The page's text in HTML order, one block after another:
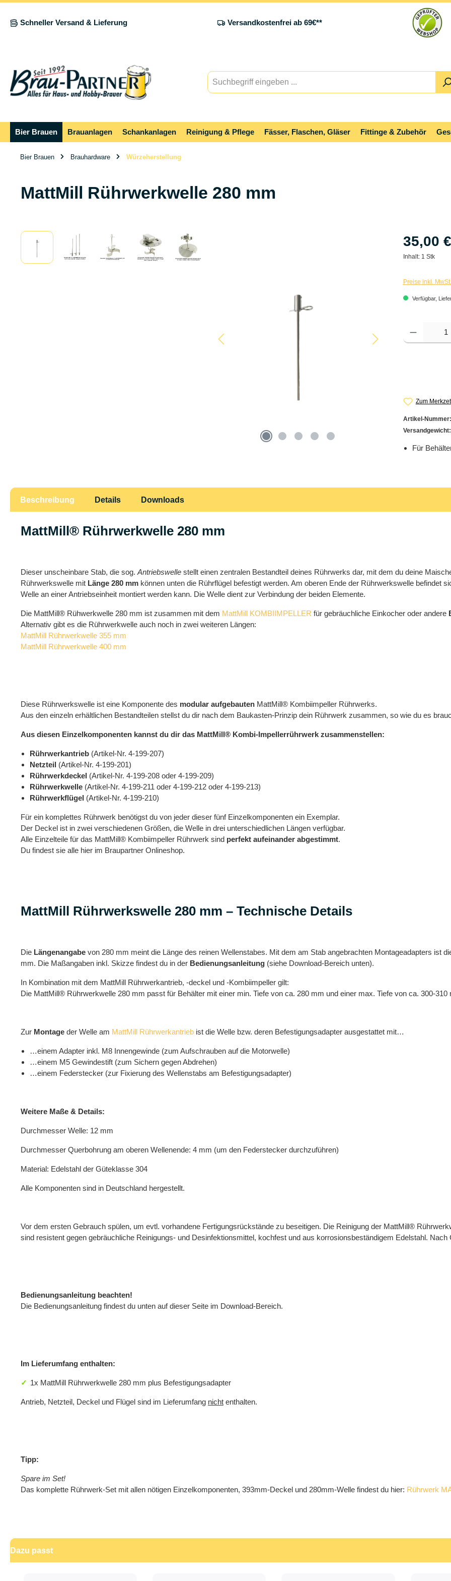
Schneller Versand & Lieferung
Versandkostenfrei ab 69€**
Bier Brauen Brauanlagen Schankanlagen Reinigung & Pflege Fässer, Flaschen, Gläser Fittinge & Zubehör
Bier Brauen Brauhardware Würzeherstellung
MattMill Rührwerkwelle 280 mm
Bildergalerie überspringen 35,00 €
Inhalt: 1 Stk
Preise inkl.
Verfügbar,
Zum
Artikel-
Für
Beschreibung Details Downloads
MattMill® Rührwerkwelle 280 mm
Dieser unscheinbare Stab, die sog. Antriebswelle stellt einen zentralen Bestandteil deines Rührwerks dar, mit dem du deine
Rührwerkswelle mit Länge 280 mm können unten die Rührflügel befestigt werden. Am oberen Ende der Rührwerkswelle befindet
Welle an einer Antriebseinheit montiert werden kann. Die Welle dient zur Verbindung der beiden Elemente.
Die MattMill® Rühwerkwelle 280 mm ist zusammen mit dem MattMill KOMBIIMPELLER für gebräuchliche Einkocher oder andere
Alternativ gibt es die Rührwerkwelle auch noch in zwei weiteren Längen:
MattMill Rührwerkwelle 355 mm
MattMill Rührwerkwelle 400 mm
Diese Rührwerkswelle ist eine Komponente des modular aufgebauten MattMill® Kombiimpeller Rührwerks.
Aus den einzeln erhältlichen Bestandteilen stellst du dir nach dem Baukasten-Prinzip dein Rührwerk zusammen, so wie du es
Aus diesen Einzelkomponenten kannst du dir das MattMill® Kombi-Impellerrührwerk zusammenstellen:
Rührwerkantrieb (Artikel-Nr. 4-199-207)
Netzteil (Artikel-Nr. 4-199-201)
Rührwerkdeckel (Artikel-Nr. 4-199-208 oder 4-199-209)
Rührwerkwelle (Artikel-Nr. 4-199-211 oder 4-199-212 oder 4-199-213)
Rührwerkflügel (Artikel-Nr. 4-199-210)
Für ein komplettes Rührwerk benötigst du von jeder dieser fünf Einzelkomponenten ein Exemplar.
Der Deckel ist in zwei verschiedenen Größen, die Welle in drei unterschiedlichen Längen verfügbar.
Alle Einzelteile für das MattMill® Kombiimpeller Rührwerk sind perfekt aufeinander abgestimmt.
Du findest sie alle hier im Braupartner Onlineshop.
MattMill Rührwerkswelle 280 mm – Technische Details
Die Längenangabe von 280 mm meint die Länge des reinen Wellenstabes. Mit dem am Stab angebrachten Montageadapters ist
mm. Die Maßangaben inkl. Skizze findest du in der Bedienungsanleitung (siehe Download-Bereich unten).
In Kombination mit dem MattMill Rührwerkantrieb, -deckel und -Kombiimpeller gilt:
Die MattMill® Rührwerkwelle 280 mm passt für Behälter mit einer min. Tiefe von ca. 280 mm und einer max. Tiefe von ca. 300-310
Zur Montage der Welle am MattMill Rührwerkantrieb ist die Welle bzw. deren Befestigungsadapter ausgestattet mit…
…einem Adapter inkl. M8 Innengewinde (zum Aufschrauben auf die Motorwelle)
…einem M5 Gewindestift (zum Sichern gegen Abdrehen)
…einem Federstecker (zur Fixierung des Wellenstabs am Befestigungsadapter)
Weitere Maße & Details:
Durchmesser Welle: 12 mm
Durchmesser Querbohrung am oberen Wellenende: 4 mm (um den Federstecker durchzuführen)
Material: Edelstahl der Güteklasse 304
Alle Komponenten sind in Deutschland hergestellt.
Vor dem ersten Gebrauch spülen, um evtl. vorhandene Fertigungsrückstände zu beseitigen. Die Reinigung der MattMill®
sind resistent gegen gebräuchliche Reinigungs- und Desinfektionsmittel, kochfest und aus korrosionsbeständigem Edelstahl.
Bedienungsanleitung beachten!
Die Bedienungsanleitung findest du unten auf dieser Seite im Download-Bereich.
Im Lieferumfang enthalten:
1x MattMill Rührwerkwelle 280 mm plus Befestigungsadapter
Antrieb, Netzteil, Deckel und Flügel sind im Lieferumfang nicht enthalten.
Tipp:
Spare im Set!
Das komplette Rührwerk-Set mit allen nötigen Einzelkomponenten, 393mm-Deckel und 280mm-Welle findest du hier: Rührwerk
Dazu passt